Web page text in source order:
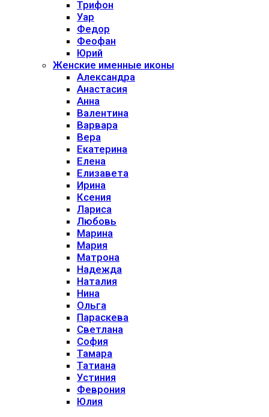
Трифон
Уар
Федор
Феофан
Юрий
Женские именные иконы
Александра
Анастасия
Анна
Валентина
Варвара
Вера
Екатерина
Елена
Елизавета
Ирина
Ксения
Лариса
Любовь
Марина
Мария
Матрона
Надежда
Наталия
Нина
Ольга
Параскева
Светлана
София
Тамара
Татиана
Устиния
Феврония
Юлия